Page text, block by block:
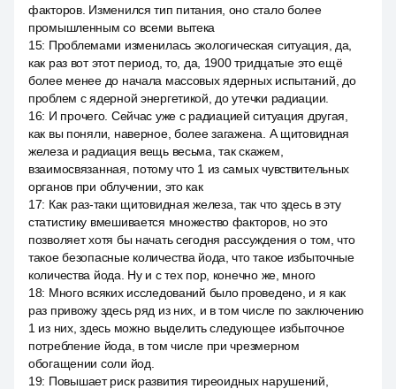
факторов. Изменился тип питания, оно стало более
промышленным со всеми вытека
15: Проблемами изменилась экологическая ситуация, да,
как раз вот этот период, то, да, 1900 тридцатые это ещё
более менее до начала массовых ядерных испытаний, до
проблем с ядерной энергетикой, до утечки радиации.
16: И прочего. Сейчас уже с радиацией ситуация другая,
как вы поняли, наверное, более загажена. А щитовидная
железа и радиация вещь весьма, так скажем,
взаимосвязанная, потому что 1 из самых чувствительных
органов при облучении, это как
17: Как раз-таки щитовидная железа, так что здесь в эту
статистику вмешивается множество факторов, но это
позволяет хотя бы начать сегодня рассуждения о том, что
такое безопасные количества йода, что такое избыточные
количества йода. Ну и с тех пор, конечно же, много
18: Много всяких исследований было проведено, и я как
раз привожу здесь ряд из них, и в том числе по заключению
1 из них, здесь можно выделить следующее избыточное
потребление йода, в том числе при чрезмерном
обогащении соли йод.
19: Повышает риск развития тиреоидных нарушений,